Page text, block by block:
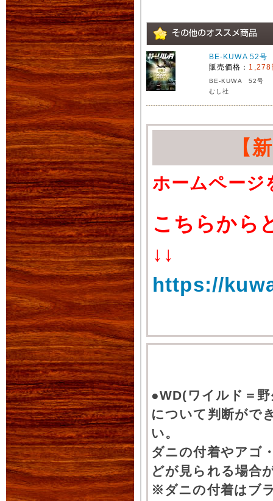
BE-KUWA 52号
販売価格： 1,278
BE-KUWA 52号
むし社
【
ホームページ
こちらから
↓↓
https://
●WD(ワイルド＝
について判断がで
い。
ダニの付着やアゴ
どが見られる場合
※ダニの付着はブ